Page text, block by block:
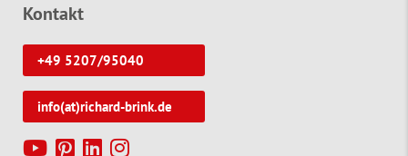
Kontakt
+49 5207/95040
info(at)richard-brink.de